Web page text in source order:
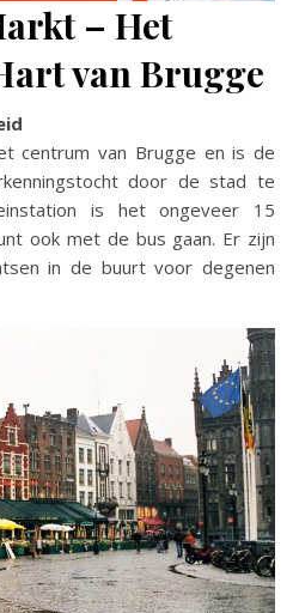
– Het
van Brugge
centrum van Brugge en is de
door de stad te
is het ongeveer 15
ook met de bus gaan. Er zijn
in de buurt voor degenen